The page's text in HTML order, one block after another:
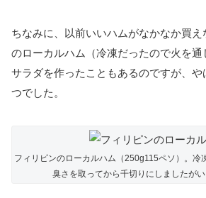
ちなみに、以前いいハムがなかなか買
のローカルハム（冷凍だったので火を通
サラダを作ったこともあるのですが、
つでした。
フィリピンのローカルハム（250g115ペソ）。冷
臭さを取ってから千切りにしましたがい